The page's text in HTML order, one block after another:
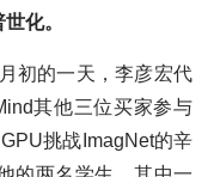
化。
初的一天，李彦宏代
其他三位买家参与
挑战ImagNet的辛